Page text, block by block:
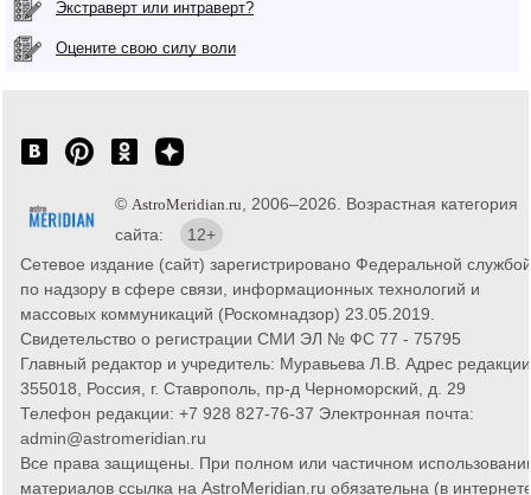
Экстраверт или интраверт?
Оцените свою силу воли
© AstroMeridian.ru , 2006–2026. Возрастная категория
сайта:
12+
Сетевое издание (сайт) зарегистрировано Федеральной службой
по надзору в сфере связи, информационных технологий и
массовых коммуникаций (Роскомнадзор) 23.05.2019.
Свидетельство о регистрации СМИ ЭЛ № ФС 77 - 75795
Главный редактор и учредитель: Муравьева Л.В. Адрес
355018, Россия, г. Ставрополь, пр-д Черноморский, д. 29
Телефон редакции: +7 928 827-76-37 Электронная почта:
admin@astromeridian.ru
Все права защищены. При полном или частичном
материалов ссылка на AstroMeridian.ru обязательна (в